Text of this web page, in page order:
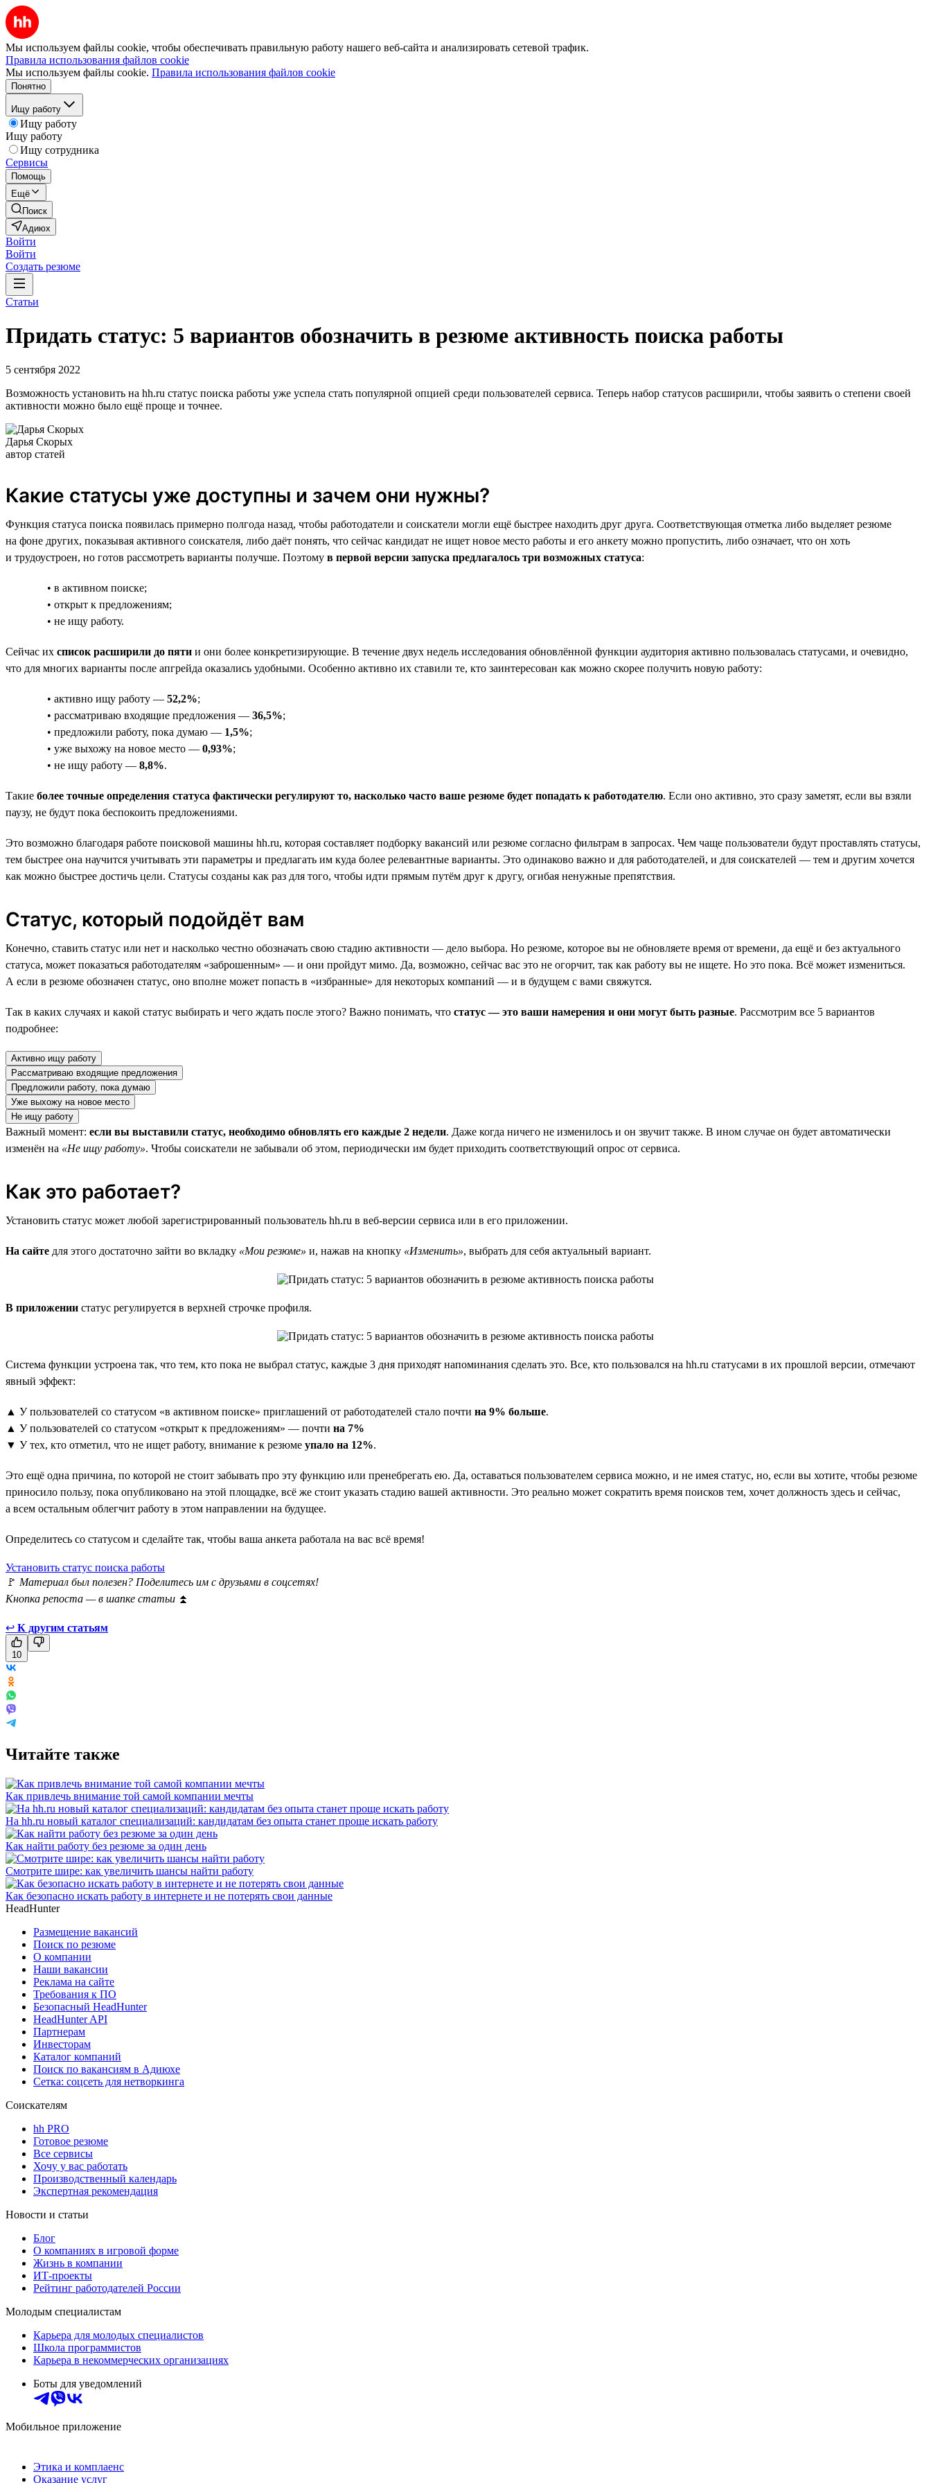
Мы используем файлы cookie, чтобы обеспечивать правильную работу нашего веб-сайта и анализировать сетевой трафик.
Правила использования файлов cookie
Мы используем файлы cookie. Правила использования файлов cookie
Понятно
Ищу работу
Ищу работу
Ищу работу
Ищу сотрудника
Сервисы
Помощь
Ещё
Поиск
Адиюх
Войти
Войти
Создать резюме
Статьи
Придать статус: 5 вариантов обозначить в резюме активность поиска работы
5 сентября 2022
Возможность установить на hh.ru статус поиска работы уже успела стать популярной опцией среди пользователей сервиса. Теперь набор статусов расширили, чтобы заявить о степени своей
активности можно было ещё проще и точнее.
Дарья Скорых
автор статей
Какие статусы уже доступны и зачем они нужны?
Функция статуса поиска появилась примерно полгода назад, чтобы работодатели и соискатели могли ещё быстрее находить друг друга. Соответствующая отметка либо выделяет резюме
на фоне других, показывая активного соискателя, либо даёт понять, что сейчас кандидат не ищет новое место работы и его анкету можно пропустить, либо означает, что он хоть
и трудоустроен, но готов рассмотреть варианты получше. Поэтому в первой версии запуска предлагалось три возможных статуса:
• в активном поиске;
• открыт к предложениям;
• не ищу работу.
Сейчас их список расширили до пяти и они более конкретизирующие. В течение двух недель исследования обновлённой функции аудитория активно пользовалась статусами, и очевидно,
что для многих варианты после апгрейда оказались удобными. Особенно активно их ставили те, кто заинтересован как можно скорее получить новую работу:
• активно ищу работу — 52,2%;
• рассматриваю входящие предложения — 36,5%;
• предложили работу, пока думаю — 1,5%;
• уже выхожу на новое место — 0,93%;
• не ищу работу — 8,8%.
Такие более точные определения статуса фактически регулируют то, насколько часто ваше резюме будет попадать к работодателю. Если оно активно, это сразу заметят, если вы взяли
паузу, не будут пока беспокоить предложениями.
Это возможно благодаря работе поисковой машины hh.ru, которая составляет подборку вакансий или резюме согласно фильтрам в запросах. Чем чаще пользователи будут проставлять статусы,
тем быстрее она научится учитывать эти параметры и предлагать им куда более релевантные варианты. Это одинаково важно и для работодателей, и для соискателей — тем и другим хочется
как можно быстрее достичь цели. Статусы созданы как раз для того, чтобы идти прямым путём друг к другу, огибая ненужные препятствия.
Статус, который подойдёт вам
Конечно, ставить статус или нет и насколько честно обозначать свою стадию активности — дело выбора. Но резюме, которое вы не обновляете время от времени, да ещё и без актуального
статуса, может показаться работодателям «заброшенным» — и они пройдут мимо. Да, возможно, сейчас вас это не огорчит, так как работу вы не ищете. Но это пока. Всё может измениться.
А если в резюме обозначен статус, оно вполне может попасть в «избранные» для некоторых компаний — и в будущем с вами свяжутся.
Так в каких случаях и какой статус выбирать и чего ждать после этого? Важно понимать, что статус — это ваши намерения и они могут быть разные. Рассмотрим все 5 вариантов
подробнее:
Активно ищу работу
Рассматриваю входящие предложения
Предложили работу, пока думаю
Уже выхожу на новое место
Не ищу работу
Важный момент: если вы выставили статус, необходимо обновлять его каждые 2 недели. Даже когда ничего не изменилось и он звучит также. В ином случае он будет автоматически
изменён на «Не ищу работу». Чтобы соискатели не забывали об этом, периодически им будет приходить соответствующий опрос от сервиса.
Как это работает?
Установить статус может любой зарегистрированный пользователь hh.ru в веб-версии сервиса или в его приложении.
На сайте для этого достаточно зайти во вкладку «Мои резюме» и, нажав на кнопку «Изменить», выбрать для себя актуальный вариант.
В приложении статус регулируется в верхней строчке профиля.
Система функции устроена так, что тем, кто пока не выбрал статус, каждые 3 дня приходят напоминания сделать это. Все, кто пользовался на hh.ru статусами в их прошлой версии, отмечают
явный эффект:
▲ У пользователей со статусом «в активном поиске» приглашений от работодателей стало почти на 9% больше.
▲ У пользователей со статусом «открыт к предложениям» — почти на 7%
▼ У тех, кто отметил, что не ищет работу, внимание к резюме упало на 12%.
Это ещё одна причина, по которой не стоит забывать про эту функцию или пренебрегать ею. Да, оставаться пользователем сервиса можно, и не имея статус, но, если вы хотите, чтобы резюме
приносило пользу, пока опубликовано на этой площадке, всё же стоит указать стадию вашей активности. Это реально может сократить время поисков тем, хочет должность здесь и сейчас,
а всем остальным облегчит работу в этом направлении на будущее.
Определитесь со статусом и сделайте так, чтобы ваша анкета работала на вас всё время!
Установить статус поиска работы
🚩 Материал был полезен? Поделитесь им с друзьями в соцсетях!
Кнопка репоста — в шапке статьи ⏫
↩ К другим статьям
10
Читайте также
Как привлечь внимание той самой компании мечты
На hh.ru новый каталог специализаций: кандидатам без опыта станет проще искать работу
Как найти работу без резюме за один день
Смотрите шире: как увеличить шансы найти работу
Как безопасно искать работу в интернете и не потерять свои данные
HeadHunter
Размещение вакансий
Поиск по резюме
О компании
Наши вакансии
Реклама на сайте
Требования к ПО
Безопасный HeadHunter
HeadHunter API
Партнерам
Инвесторам
Каталог компаний
Поиск по вакансиям в Адиюхе
Сетка: соцсеть для нетворкинга
Соискателям
hh PRO
Готовое резюме
Все сервисы
Хочу у вас работать
Производственный календарь
Экспертная рекомендация
Новости и статьи
Блог
О компаниях в игровой форме
Жизнь в компании
ИТ-проекты
Рейтинг работодателей России
Молодым специалистам
Карьера для молодых специалистов
Школа программистов
Карьера в некоммерческих организациях
Боты для уведомлений
Мобильное приложение
Этика и комплаенс
Оказание услуг